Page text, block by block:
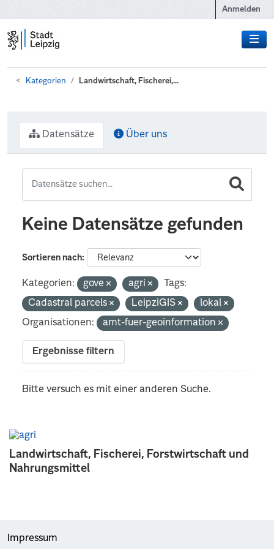
Anmelden
Kategorien Landwirtschaft, Fischerei,...
Landwirtschaft, Fischerei, Forstwirtschaft und
Nahrungsmittel
Datensätze Über uns
Keine Datensätze gefunden
Sortieren nach
Kategorien: gove agri
Tags:
Cadastral parcels
LeipziGIS
lokal
Organisationen:
amt-fuer-geoinformation
Ergebnisse filtern
Bitte versuch es mit einer anderen Suche.
Impressum